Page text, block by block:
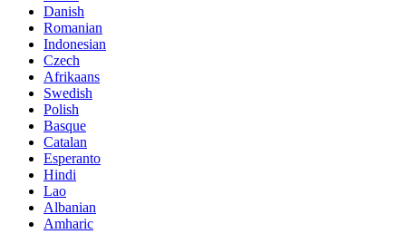
Danish
Romanian
Indonesian
Czech
Afrikaans
Swedish
Polish
Basque
Catalan
Esperanto
Hindi
Lao
Albanian
Amharic